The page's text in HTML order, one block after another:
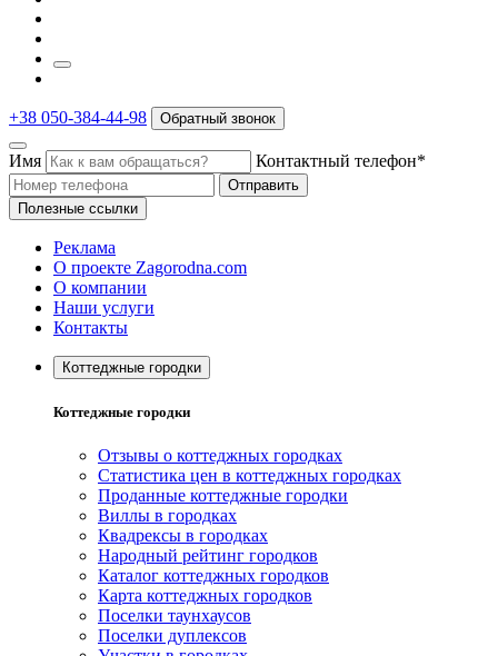
+38 050-384-44-98 Обратный звонок
Имя Контактный телефон*
Отправить
Полезные ссылки
Реклама
О проекте Zagorodna.com
О компании
Наши услуги
Контакты
Коттеджные городки
Коттеджные городки
Отзывы о коттеджных городках
Статистика цен в коттеджных городках
Проданные коттеджные городки
Виллы в городках
Квадрексы в городках
Народный рейтинг городков
Каталог коттеджных городков
Карта коттеджных городков
Поселки таунхаусов
Поселки дуплексов